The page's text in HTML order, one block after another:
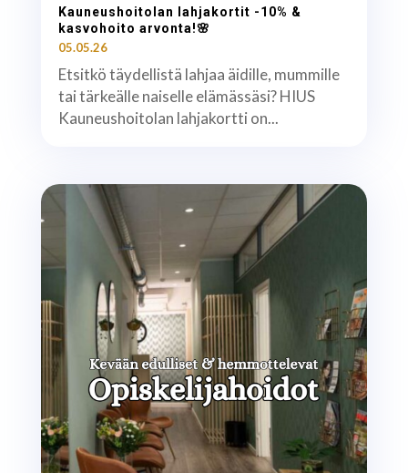
Kauneushoitolan lahjakortit -10% &
kasvohoito arvonta!🌸
05.05.26
Etsitkö täydellistä lahjaa äidille, mummille
tai tärkeälle naiselle elämässäsi? HIUS
Kauneushoitolan lahjakortti on...